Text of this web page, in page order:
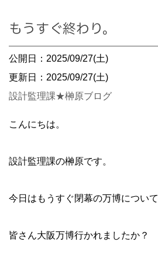
もうすぐ終わり。
公開日：2025/09/27(土)
更新日：2025/09/27(土)
設計監理課★榊原ブログ
こんにちは。
設計監理課の榊原です。
今日はもうすぐ閉幕の万博について
皆さん大阪万博行かれましたか？